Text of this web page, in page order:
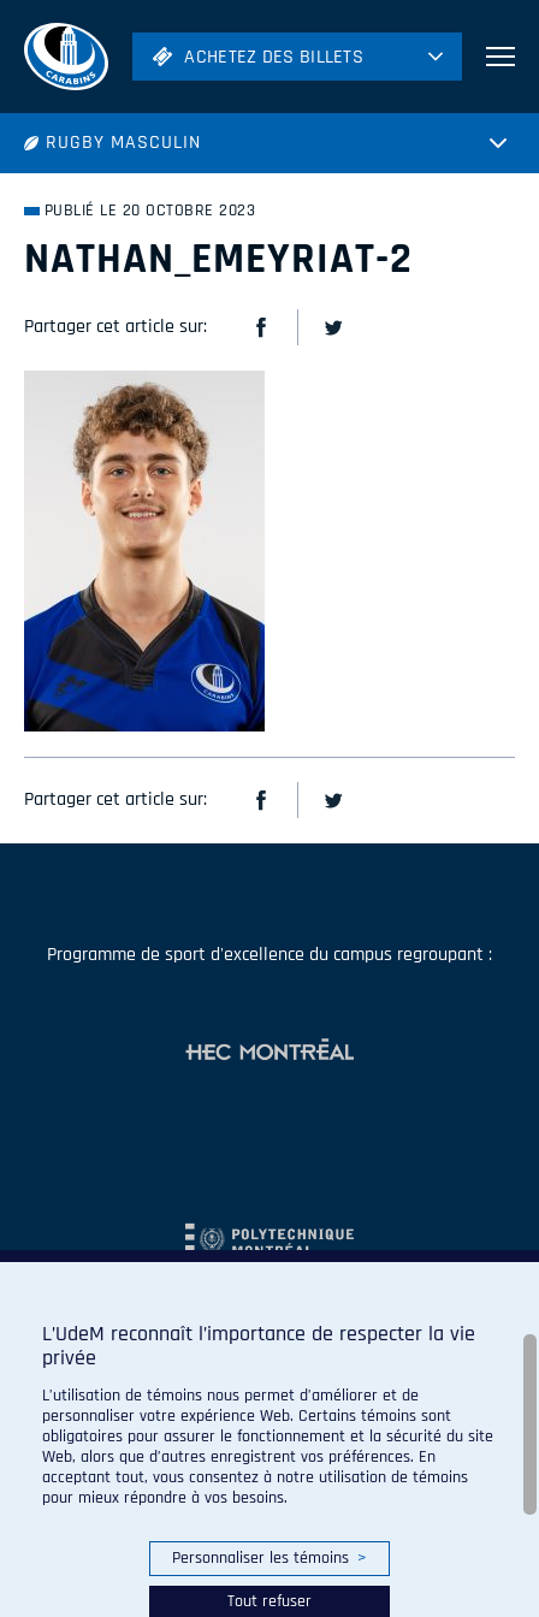
ACHETEZ DES BILLETS
Hockey
Volleyball
ACHETEZ DES BILLETS
RUGBY MASCULIN
PUBLIÉ LE 20 OCTOBRE 2023
NATHAN_EMEYRIAT-2
Partager cet article sur:
Partager cet article sur:
Programme de sport d'excellence du campus regroupant :
L’UdeM reconnaît l’importance de respecter la vie
privée
L’utilisation de témoins nous permet d’améliorer et de
personnaliser votre expérience Web. Certains témoins sont
obligatoires pour assurer le fonctionnement et la sécurité du site
Web, alors que d’autres enregistrent vos préférences. En
acceptant tout, vous consentez à notre utilisation de témoins
pour mieux répondre à vos besoins.
Personnaliser les témoins >
Tout refuser